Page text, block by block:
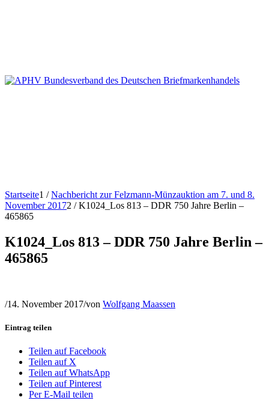
Startseite1 / Nachbericht zur Felzmann-Münzauktion am 7. und 8.
November 20172 / K1024_Los 813 – DDR 750 Jahre Berlin –
465865
K1024_Los 813 – DDR 750 Jahre Berlin –
465865
/14. November 2017/von Wolfgang Maassen
Eintrag teilen
Teilen auf Facebook
Teilen auf X
Teilen auf WhatsApp
Teilen auf Pinterest
Per E-Mail teilen